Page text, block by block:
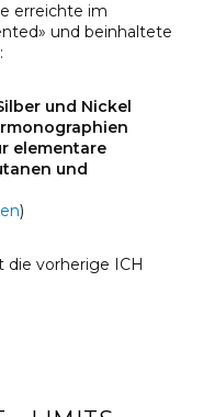
erreichte im
und beinhaltete
und Nickel
elementare
und
)
die vorherige ICH